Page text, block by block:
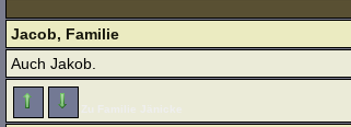
Jacob, Familie
Auch Jakob.